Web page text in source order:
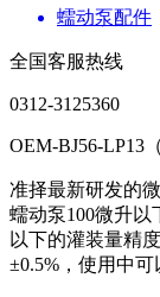
蠕动泵配件
全国客服热线
0312-3125360
OEM-BJ56-LP13
准择最新研发的
蠕动泵100微升以
以下的灌装量精
±0.5%，使用中可